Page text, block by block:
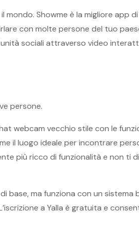
Showme è la migliore app
con molte persone del tuo
sociali attraverso video
persone.
webcam vecchio stile con le
il luogo ideale per incontrare
più ricco di funzionalità e non ti
base, ma funziona con un sistema
a Yalla è gratuita e